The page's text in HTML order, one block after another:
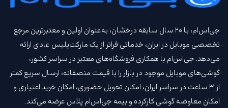
جی‌اس‌ام، با ۲۰ سال سابقه درخشان، به‌عنوان اولین و معتبرترین مرجع
تخصصی موبایل در ایران، خدماتی فراتر از یک مارکت‌پلیس عادی ارائه
می‌دهد. جی‌اس‌ام با همکاری فروشگاه‌های معتبر در سراسر کشور،
گوشی‌های موبایل موجود در بازار را با قیمت‌ منصفانه، ارسال سریع کمتر
از ۳ ساعت در سراسر ایران، امکان تحویل حضوری، امکان خرید اعتباری و
امکان معاوضه گوشی کارکرده و بیمه جی‌اس‌ام‌ پلاس عرضه می‌کند.